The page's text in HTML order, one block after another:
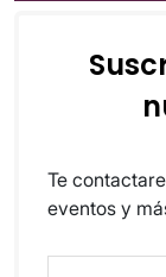
Te
eventos y